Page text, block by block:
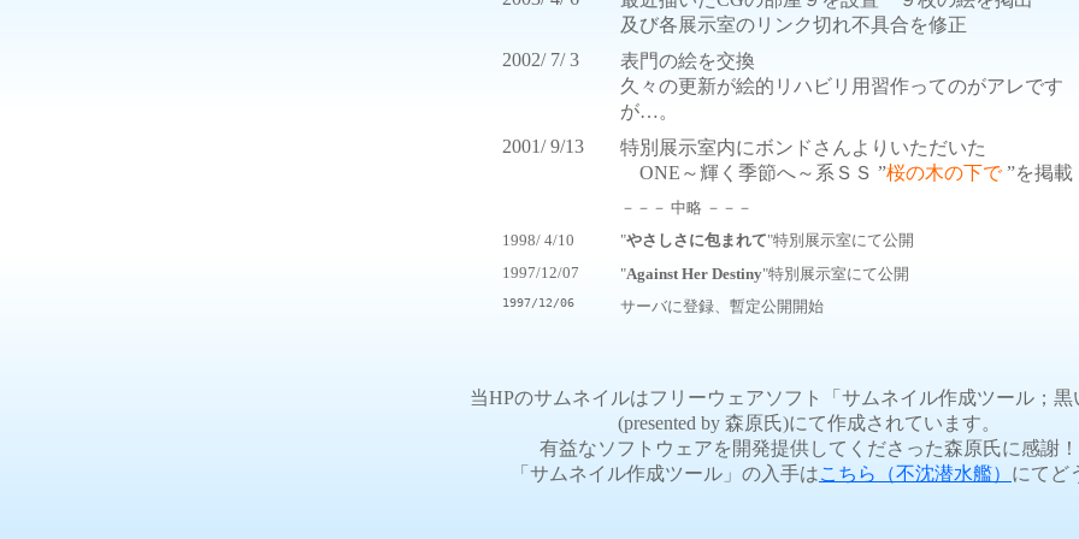
及び各展示室のリンク切れ不具合を修正
2002/ 7/ 3
表門の絵を交換
久々の更新が絵的リハビリ用習作ってのがアレです
が…。
2001/ 9/13
特別展示室内にボンドさんよりいただいた
ONE～輝く季節へ～系ＳＳ ”桜の木の下で”を掲
－－－ 中略 －－－
1998/ 4/10
"やさしさに包まれて"特別展示室にて公開
1997/12/07
"Against Her Destiny"特別展示室にて公開
1997/12/06 サーバに登録、暫定公開開始
当HPのサムネイルはフリーウェアソフト「サムネイル作成ツール；黒
(presented by 森原氏)にて作成されています。
有益なソフトウェアを開発提供してくださった森原氏に感謝！
「サムネイル作成ツール」の入手はこちら（不沈潜水艦） にてど